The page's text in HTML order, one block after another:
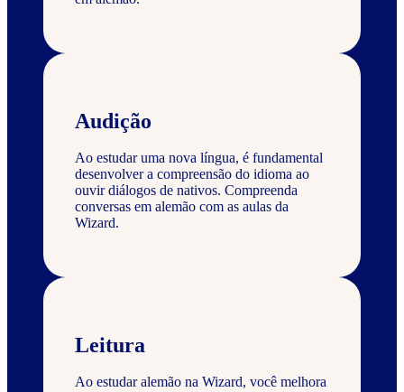
Audição
Ao estudar uma nova língua, é fundamental
desenvolver a compreensão do idioma ao
ouvir diálogos de nativos. Compreenda
conversas em alemão com as aulas da
Wizard.
Leitura
Ao estudar alemão na Wizard, você melhora